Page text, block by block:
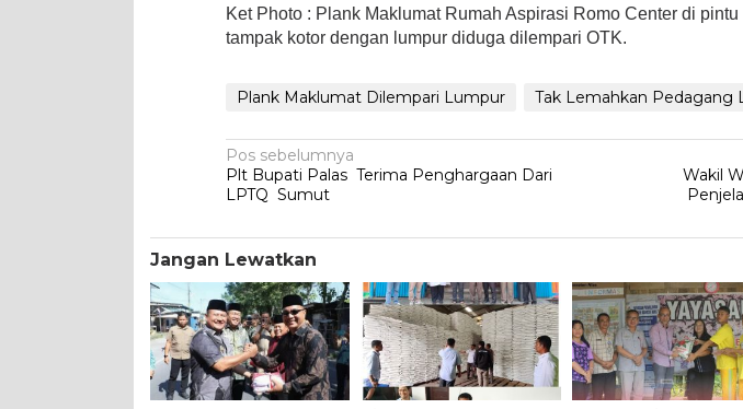
Ket Photo : Plank Maklumat Rumah Aspirasi Romo Center di
tampak kotor dengan lumpur diduga dilempari OTK.
Plank Maklumat Dilempari Lumpur Tak Lemahkan Pedagang
Navigasi
pos
Pos sebelumnya
Plt Bupati Palas Terima Penghargaan Dari
LPTQ Sumut
Wakil
Jangan Lewatkan